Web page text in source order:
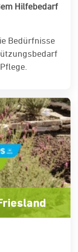
Hilfebedarf
Bedürfnisse